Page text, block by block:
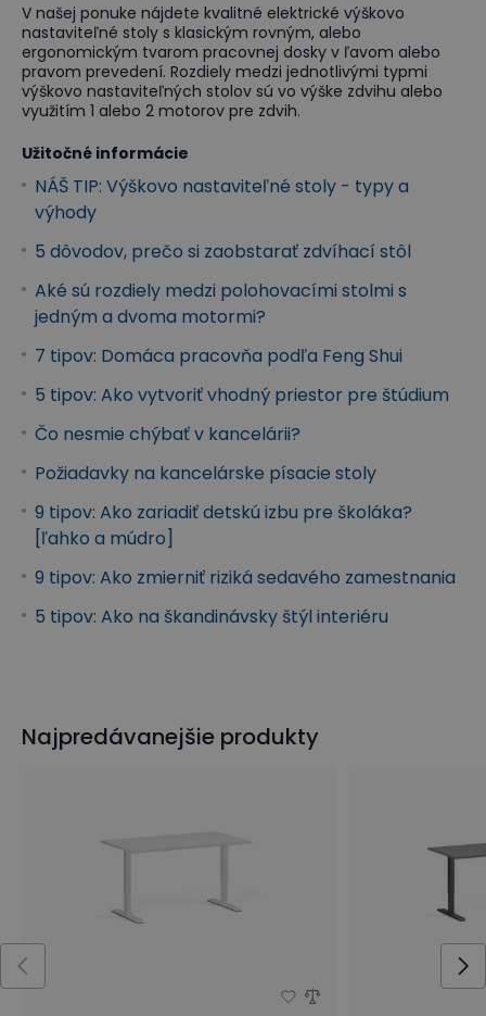
V našej ponuke nájdete kvalitné elektrické výškovo
nastaviteľné stoly s klasickým rovným, alebo
ergonomickým tvarom pracovnej dosky v ľavom alebo
pravom prevedení. Rozdiely medzi jednotlivými typmi
výškovo nastaviteľných stolov sú vo výške zdvihu alebo
využitím 1 alebo 2 motorov pre zdvih.
Užitočné informácie
NÁŠ TIP: Výškovo nastaviteľné stoly - typy a
výhody
5 dôvodov, prečo si zaobstarať zdvíhací stôl
Aké sú rozdiely medzi polohovacími stolmi s
jedným a dvoma motormi?
7 tipov: Domáca pracovňa podľa Feng Shui
5 tipov: Ako vytvoriť vhodný priestor pre štúdium
Čo nesmie chýbať v kancelárii?
Požiadavky na kancelárske písacie stoly
9 tipov: Ako zariadiť detskú izbu pre školáka?
[ľahko a múdro]
9 tipov: Ako zmierniť riziká sedavého zamestnania
5 tipov: Ako na škandinávsky štýl interiéru
Najpredávanejšie produkty